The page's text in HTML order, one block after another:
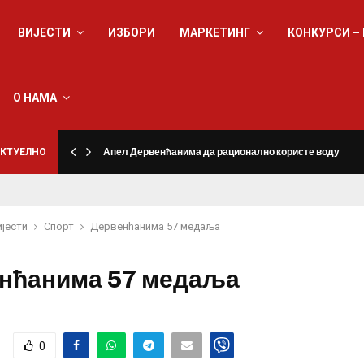
ВИЈЕСТИ ИЗБОРИ МАРКЕТИНГ КОНКУРСИ
О НАМА
Апел Дервенћанима да рационално користе воду
Спорт Дервенћанима 57 медаља
57 медаља
0